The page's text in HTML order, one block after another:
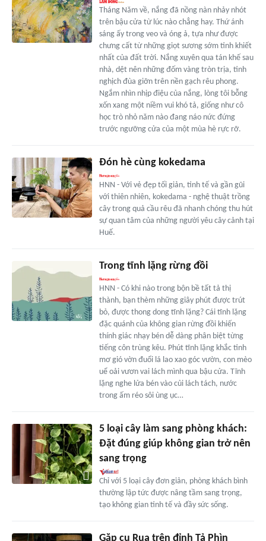
Tháng Năm về, nắng đã nồng nàn nhảy nhót
trên bậu cửa từ lúc nào chẳng hay. Thứ ánh
sáng ấy trong veo và óng ả, tựa như được
chưng cất từ những giọt sương sớm tinh khiết
nhất của đất trời. Nắng xuyên qua tán khế sau
nhà, dệt nên những đốm vàng tròn trịa, tinh
nghịch đùa giỡn trên nền gạch rêu phong.
Ngắm nhìn nhịp điệu của nắng, lòng tôi bỗng
xốn xang một niềm vui khó tả, giống như cô
học trò nhỏ năm nào đang náo nức đứng
trước ngưỡng cửa của một mùa hè rực rỡ.
Đón hè cùng kokedama
HNN - Với vẻ đẹp tối giản, tinh tế và gần gũi
với thiên nhiên, kokedama - nghệ thuật trồng
cây trong quả cầu rêu đã nhanh chóng thu hút
sự quan tâm của những người yêu cây cảnh tại
Huế.
Trong tĩnh lặng rừng đồi
HNN - Có khi nào trong bộn bề tất tả thị
thành, bạn thèm những giây phút được trút
bỏ, được thong dong tĩnh lặng? Cái tĩnh lặng
đặc quánh của không gian rừng đồi khiến
thính giác nhạy bén dễ dàng phân biệt từng
tiếng côn trùng kêu. Phút tĩnh lặng khắc tinh
mơ gió vờn đuổi lá lao xao góc vườn, con mèo
uể oải vươn vai lách mình qua bậu cửa. Tĩnh
lặng nghe lửa bén vào củi lách tách, nước
trong ấm réo sôi ùng ục…
5 loại cây làm sang phòng khách:
Đặt đúng giúp không gian trở nên
sang trọng
Chỉ với 5 loại cây đơn giản, phòng khách bình
thường lập tức được nâng tầm sang trọng,
tạo không gian tinh tế và đầy sức sống.
Gặp cụ Rua trên đỉnh Tả Phìn